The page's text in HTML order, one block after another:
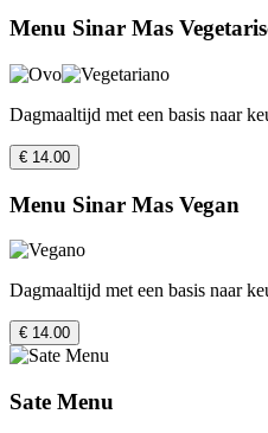
Menu Sinar Mas
Dagmaaltijd met een basis naar
€ 14.00
Menu Sinar Mas Vegan
Dagmaaltijd met een basis naar
€ 14.00
Sate Menu